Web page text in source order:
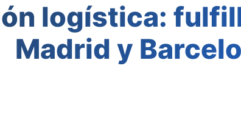
logística:
Madrid y